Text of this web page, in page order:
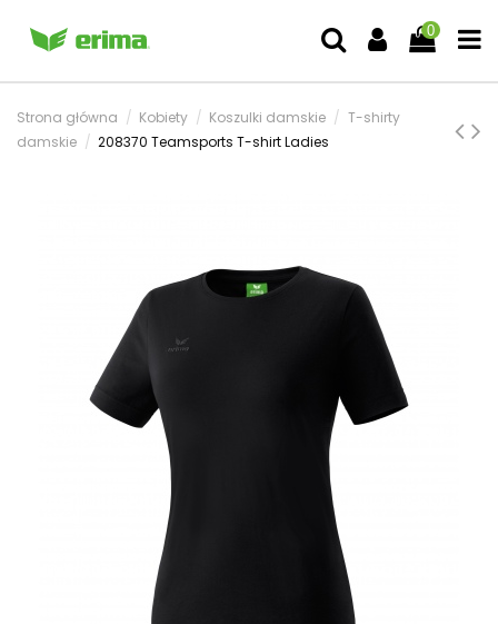
0
Strona główna Kobiety Koszulki damskie
T-shirty
damskie
208370 Teamsports T-shirt Ladies